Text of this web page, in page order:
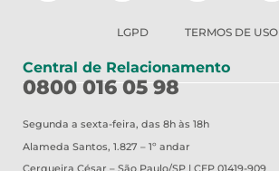
LGPD TERMOS DE USO
Central de Relacionamento
0800 016 05 98
Segunda a sexta-feira, das 8h às 18h
Alameda Santos, 1.827 – 1º andar
Cerqueira César – São Paulo/SP | CEP 01419-909